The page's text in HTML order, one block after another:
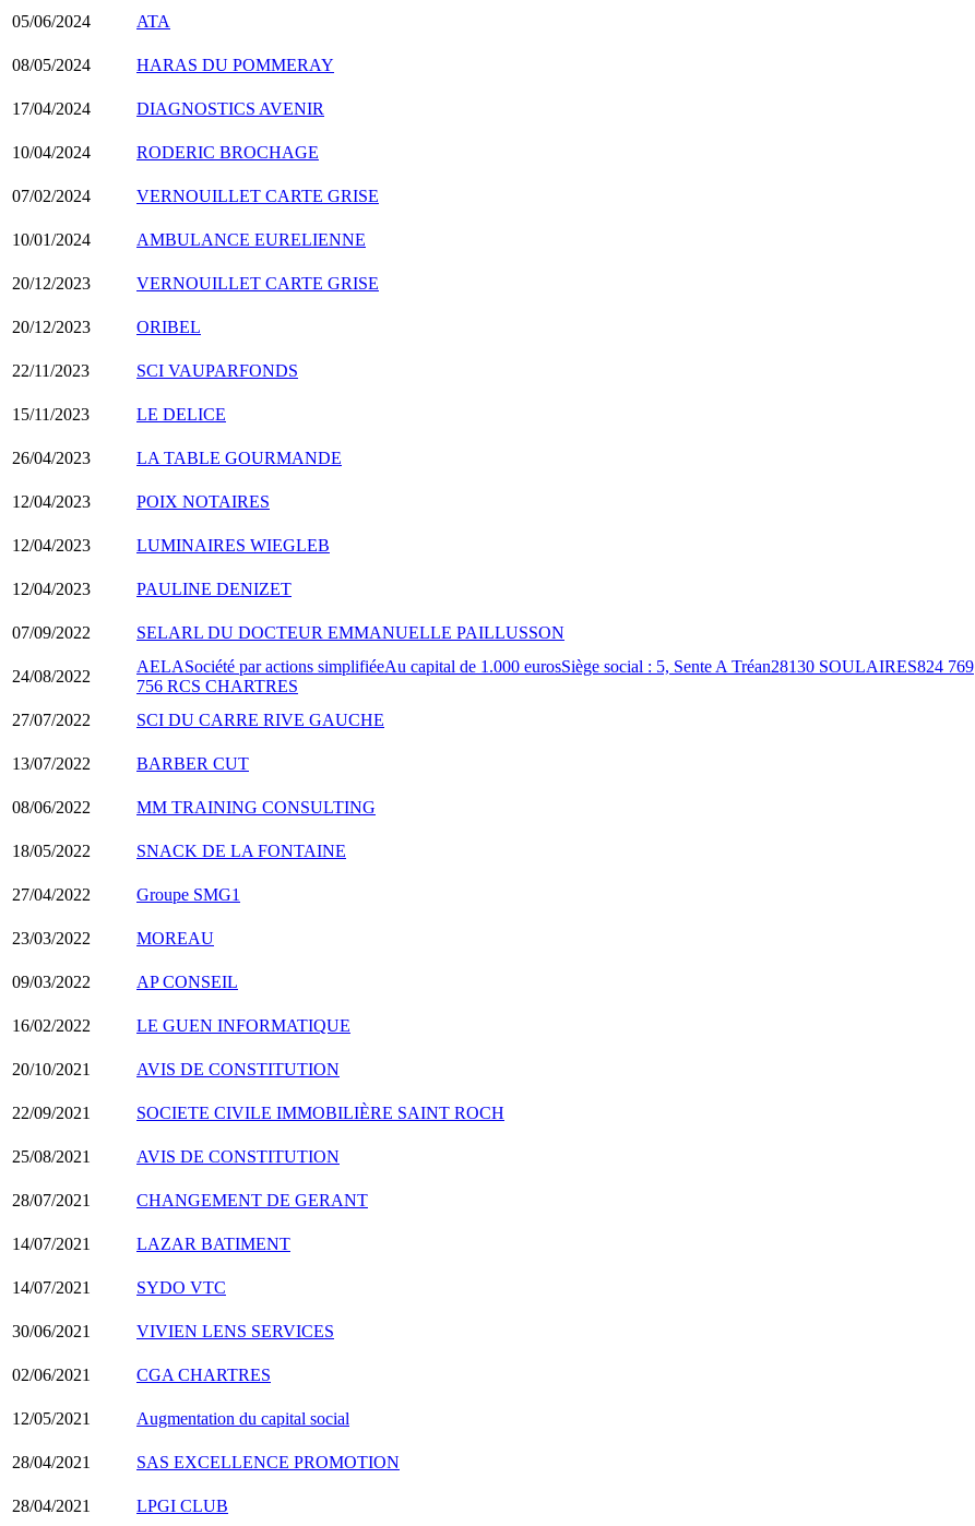
05/06/2024 ATA
08/05/2024 HARAS DU POMMERAY
17/04/2024 DIAGNOSTICS AVENIR
10/04/2024 RODERIC BROCHAGE
07/02/2024
VERNOUILLET CARTE GRISE
10/01/2024 AMBULANCE EURELIENNE
20/12/2023
VERNOUILLET CARTE GRISE
20/12/2023 ORIBEL
22/11/2023 SCI VAUPARFONDS
15/11/2023 LE DELICE
26/04/2023
LA TABLE GOURMANDE
12/04/2023 POIX NOTAIRES
12/04/2023 LUMINAIRES WIEGLEB
12/04/2023 PAULINE DENIZET
07/09/2022 SELARL DU DOCTEUR EMMANUELLE PAILLUSSON
24/08/2022
AELASociété par actions simplifiéeAu capital de 1.000 eurosSiège social : 5, Sente A Tréan28130 SOULAIRES824 769
756 RCS CHARTRES
27/07/2022 SCI DU CARRE RIVE GAUCHE
13/07/2022 BARBER CUT
08/06/2022 MM TRAINING CONSULTING
18/05/2022 SNACK DE LA FONTAINE
27/04/2022 Groupe SMG1
23/03/2022 MOREAU
09/03/2022
AP CONSEIL
16/02/2022 LE GUEN INFORMATIQUE
20/10/2021 AVIS DE CONSTITUTION
22/09/2021 SOCIETE CIVILE IMMOBILIÈRE SAINT ROCH
25/08/2021
AVIS DE CONSTITUTION
28/07/2021 CHANGEMENT DE GERANT
14/07/2021 LAZAR BATIMENT
14/07/2021
SYDO VTC
30/06/2021 VIVIEN LENS SERVICES
02/06/2021 CGA CHARTRES
12/05/2021 Augmentation du capital social
28/04/2021 SAS EXCELLENCE PROMOTION
28/04/2021
LPGI CLUB